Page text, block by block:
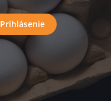
Prihlásenie